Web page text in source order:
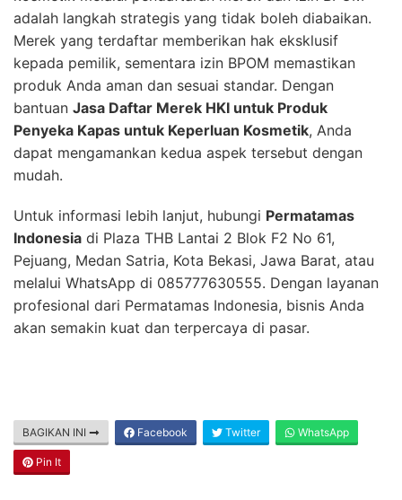
adalah langkah strategis yang tidak boleh diabaikan.
Merek yang terdaftar memberikan hak eksklusif
kepada pemilik, sementara izin BPOM memastikan
produk Anda aman dan sesuai standar. Dengan
bantuan Jasa Daftar Merek HKI untuk Produk
Penyeka Kapas untuk Keperluan Kosmetik, Anda
dapat mengamankan kedua aspek tersebut dengan
mudah.
Untuk informasi lebih lanjut, hubungi Permatamas
Indonesia di Plaza THB Lantai 2 Blok F2 No 61,
Pejuang, Medan Satria, Kota Bekasi, Jawa Barat, atau
melalui WhatsApp di 085777630555. Dengan layanan
profesional dari Permatamas Indonesia, bisnis Anda
akan semakin kuat dan terpercaya di pasar.
BAGIKAN INI Facebook Twitter WhatsApp
Pin It